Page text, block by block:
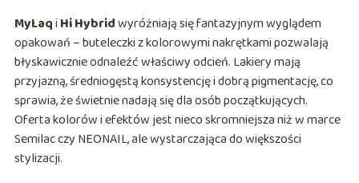
MyLaqi Hi Hybridwyróżniają się fantazyjnym wyglądem
opakowań – buteleczki z kolorowymi nakrętkami pozwalają
błyskawicznie odnaleźć właściwy odcień. Lakiery mają
przyjazną, średniogęstą konsystencję i dobrą pigmentację, co
sprawia, że świetnie nadają się dla osób początkujących.
Oferta kolorów i efektów jest nieco skromniejsza niż w marce
Semilac czy NEONAIL, ale wystarczająca do większości
stylizacji.